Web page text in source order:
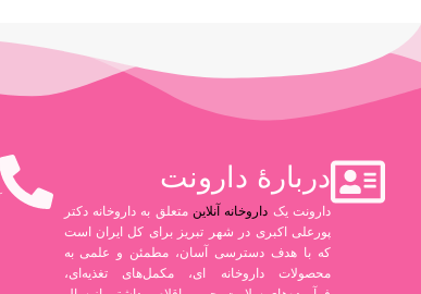
دربارۀ دارونت
دارونت یک داروخانه آنلاینمتعلق به داروخانه دکتر
پورعلی اکبری در شهر تبریز برای کل ایران است
که با هدف دسترسی آسان، مطمئن و علمی به
محصولات داروخانه ای، مکمل‌های تغذیه‌ای،